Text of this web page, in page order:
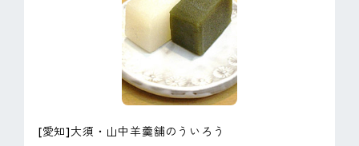
[愛知]大須・山中羊羹舗のういろう